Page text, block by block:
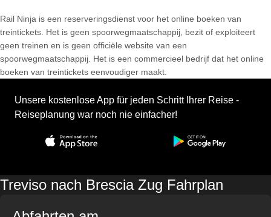
Rail Ninja is een reserveringsdienst voor het online boeken van
treintickets. Het is geen spoorwegmaatschappij, bezit of exploiteert
geen treinen en is geen officiële website van een
spoorwegmaatschappij. Het is een commercieel bedrijf dat het online
boeken van treintickets eenvoudiger maakt.
Unsere kostenlose App für jeden Schritt Ihrer Reise -
Reiseplanung war noch nie einfacher!
Treviso nach Brescia Zug Fahrplan